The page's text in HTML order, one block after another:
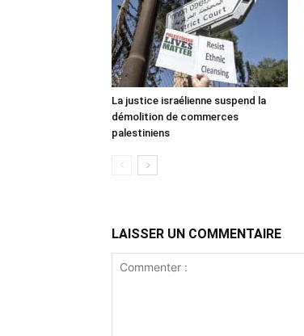
La justice israélienne suspend la
démolition de commerces
palestiniens
LAISSER UN COMMENTAIRE